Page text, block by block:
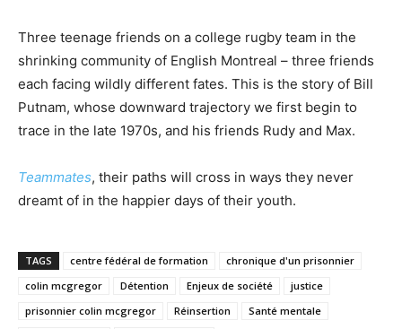
Three teenage friends on a college rugby team in the
shrinking community of English Montreal – three friends
each facing wildly different fates. This is the story of Bill
Putnam, whose downward trajectory we first begin to
trace in the late 1970s, and his friends Rudy and Max.
Teammates, their paths will cross in ways they never
dreamt of in the happier days of their youth.
TAGS centre fédéral de formation
chronique d'un prisonnier
colin mcgregor
Détention Enjeux de société
justice
prisonnier colin mcgregor
Réinsertion
Santé mentale